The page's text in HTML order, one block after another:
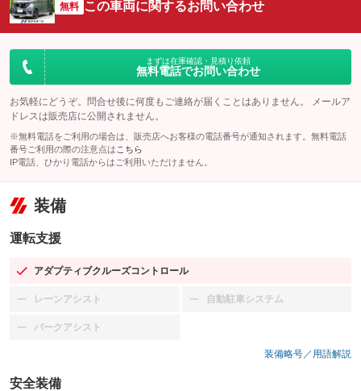
無料 この車両に関するお問い合わせ
まずは在庫確認・見積り依頼
無料電話でお問い合わせ
お気軽にどうぞ。問合せ後に何度もご連絡が届くことはありません。 メールア
ドレスは販売店に公開されません。
※無料電話をご利用の場合は、販売店へお客様の電話番号が通知されます。無料電話
番号ご利用の際の注意点は こちら
IP電話、ひかり電話からはご利用いただけません。
装備
運転支援
アダプティブクルーズコントロール
：装備あり
レーンアシスト
：装備なし 自動駐車システム
：装備なし
パークアシスト
：装備なし
装備略号／用語解説
安全装備